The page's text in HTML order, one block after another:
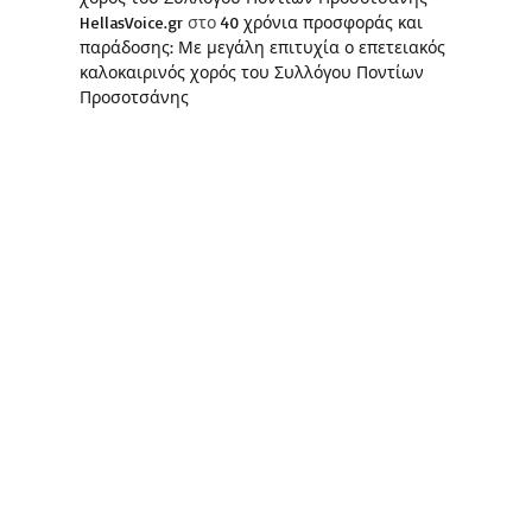
HellasVoice.gr στο 40 χρόνια προσφοράς και
παράδοσης: Με μεγάλη επιτυχία ο επετειακός
καλοκαιρινός χορός του Συλλόγου Ποντίων
Προσοτσάνης